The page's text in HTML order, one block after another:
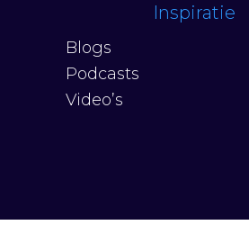
Inspiratie
Blogs
Podcasts
Video’s